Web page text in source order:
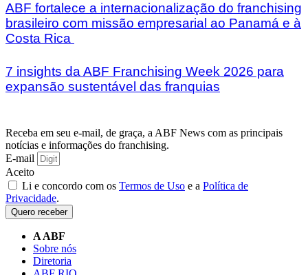
ABF fortalece a internacionalização do franchising
brasileiro com missão empresarial ao Panamá e à
Costa Rica
7 insights da ABF Franchising Week 2026 para
expansão sustentável das franquias
Receba em seu e-mail, de graça, a ABF News com as principais
notícias e informações do franchising.
E-mail
Aceito
Li e concordo com os Termos de Uso e a Política de
Privacidade.
Quero receber
A ABF
Sobre nós
Diretoria